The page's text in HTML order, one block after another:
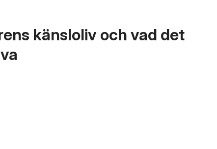
känsloliv och vad det